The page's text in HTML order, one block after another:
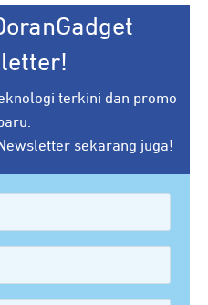
terkini dan promo
sekarang juga!